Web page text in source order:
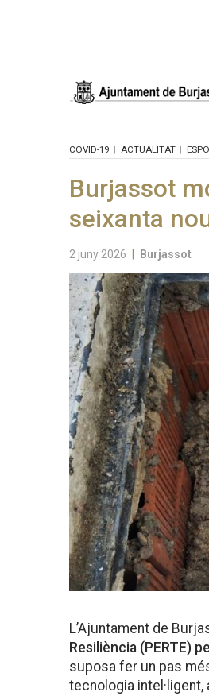
COVID-19 ACTUALITAT
Burjassot
seixanta
2 juny 2026 Burjassot
L’Ajuntament de
Resiliència (PERTE)
suposa fer un pas
tecnologia